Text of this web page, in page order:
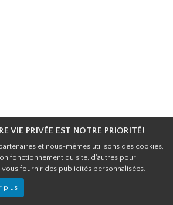
VIE PRIVÉE EST NOTRE PRIORITÉ!
et nous-mêmes utilisons des cookies,
fonctionnement du site, d'autres pour
fournir des publicités personnalisées.
plus